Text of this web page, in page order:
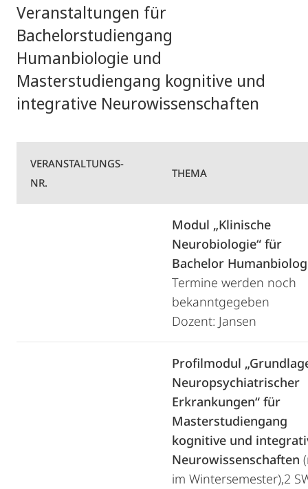
Veranstaltungen für
Bachelorstudiengang
Humanbiologie und
Masterstudiengang kognitive und
integrative Neurowissenschaften
VERANSTALTUNGS-
NR.
THEMA
Modul „Klinische
Neurobiologie“ für
Bachelor
Termine werden noch
bekanntgegeben
Dozent: Jansen
Profilmodul
Neuropsychiatrischer
Erkrankungen“ für
Masterstudiengang
kognitive und
Neurowissenschaften
im Wintersemester),2